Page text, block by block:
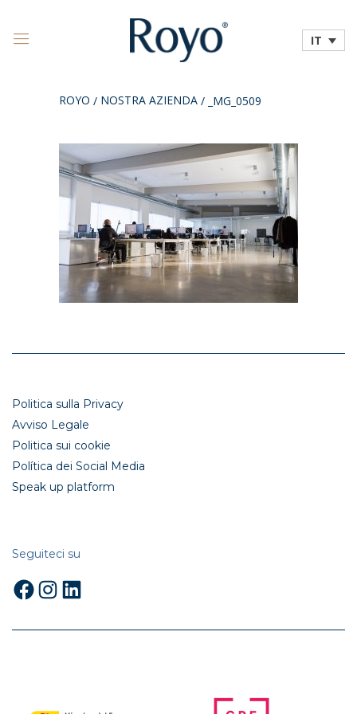
IT
ROYO / NOSTRA AZIENDA / _MG_0509
Politica sulla Privacy
Avviso Legale
Politica sui cookie
Política dei Social Media
Speak up platform
Seguiteci su
Facebook
Instagram
LinkedIn